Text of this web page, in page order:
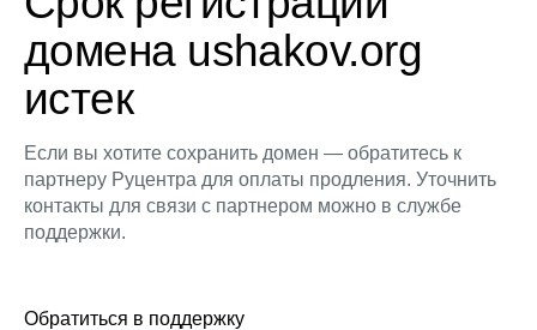
домена ushakov.org
истек
Если вы хотите сохранить домен — обратитесь к
партнеру Руцентра для оплаты продления. Уточнить
контакты для связи с партнером можно в службе
поддержки.
Обратиться в поддержку